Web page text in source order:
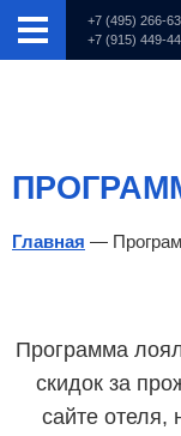
+7 (495) 266-
+7 (915) 449-
Главная —
Программа
скидок за
сайте отеля,